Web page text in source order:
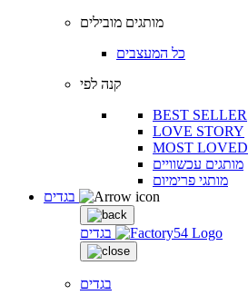
מותגים מובילים
כל המעצבים
קנה לפי
BEST SELLER
LOVE STORY
MOST LOVED
מותגים עכשוויים
מותגי פרימיום
בגדים
בגדים